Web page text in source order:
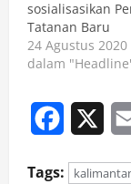
sosialisasikan
Tatanan Baru
24 Agustus 2020
dalam
Facebook
Tags: